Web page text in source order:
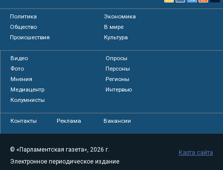
Политика
Экономика
Общество
В мире
Происшествия
Культура
Видео
Опросы
Фото
Персоны
Мнения
Регионы
Медиацентр
Интервью
Колумнисты
Контакты Реклама Вакансии
© «Парламентская газета», 2026 г.
Электронное периодическое издание
Карта сайта